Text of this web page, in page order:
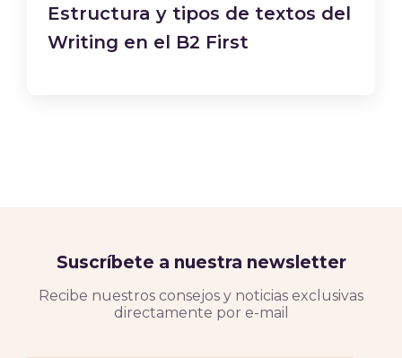
Estructura y tipos de textos del
Writing en el B2 First
Suscríbete a nuestra newsletter
Recibe nuestros consejos y noticias exclusivas
directamente por e-mail